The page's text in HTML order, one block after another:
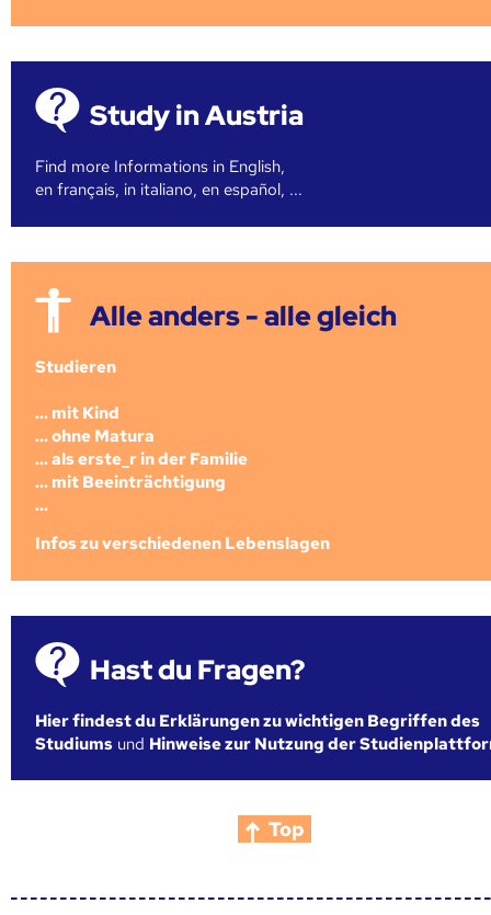
Study in Austria
Find more Informations in English,
en français, in italiano, en español, ...
Alle anders - alle gleich
Studieren
... mit Kind
... ohne Matura
... als erste_r in der Familie
... mit Beeinträchtigung
...
Infos zu verschiedenen Lebenslagen
Hast du Fragen?
Hier findest du Erklärungen zu wichtigen Begriffen des
Studiums und Hinweise zur Nutzung der
Top